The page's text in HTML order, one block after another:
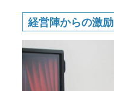
経営陣からの激励